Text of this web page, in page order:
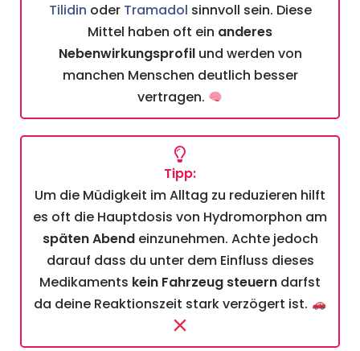
Tilidin oder Tramadol sinnvoll sein. Diese
Mittel haben oft ein anderes
Nebenwirkungsprofilund werden von
manchen Menschen deutlich besser
vertragen.
Tipp:
Um die Müdigkeit im Alltag zu reduzieren hilft
es oft die Hauptdosis von Hydromorphon am
späten Abendeinzunehmen. Achte jedoch
darauf dass du unter dem Einfluss dieses
Medikaments kein Fahrzeug steuern darfst
da deine Reaktionszeit stark verzögert ist.